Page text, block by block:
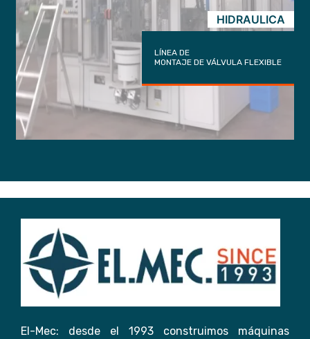
HIDRAULICA
LÍNEA DE
MONTAJE DE VÁLVULA FLEXIBLE
El-Mec: desde el 1993 construimos máquinas